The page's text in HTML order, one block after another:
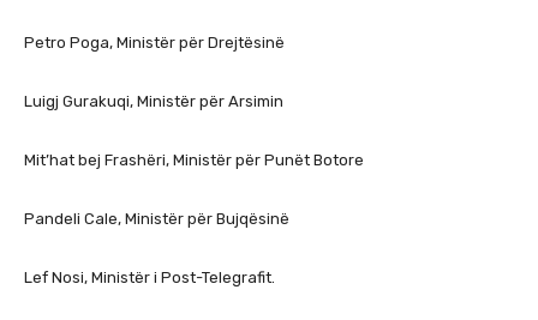
Petro Poga, Ministër për Drejtësinë
Luigj Gurakuqi, Ministër për Arsimin
Mit’hat bej Frashëri, Ministër për Punët Botore
Pandeli Cale, Ministër për Bujqësinë
Lef Nosi, Ministër i Post-Telegrafit.